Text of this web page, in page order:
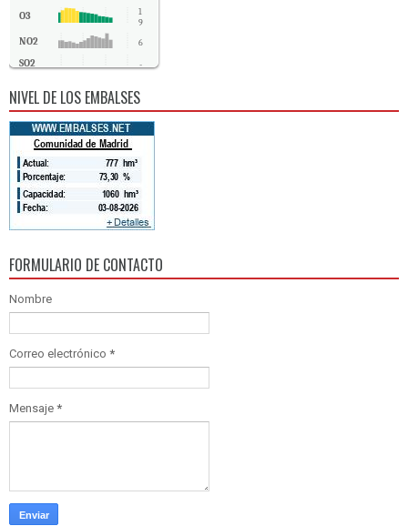
O3
1
9
NO2 6
SO2 -
NIVEL DE LOS EMBALSES
FORMULARIO DE CONTACTO
Nombre
Correo electrónico *
Mensaje *